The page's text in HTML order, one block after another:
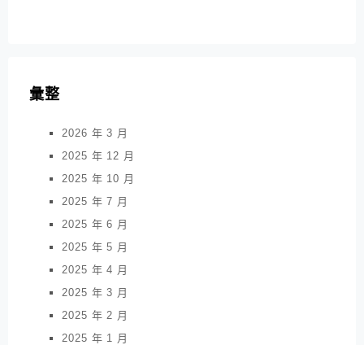
彙整
2026 年 3 月
2025 年 12 月
2025 年 10 月
2025 年 7 月
2025 年 6 月
2025 年 5 月
2025 年 4 月
2025 年 3 月
2025 年 2 月
2025 年 1 月